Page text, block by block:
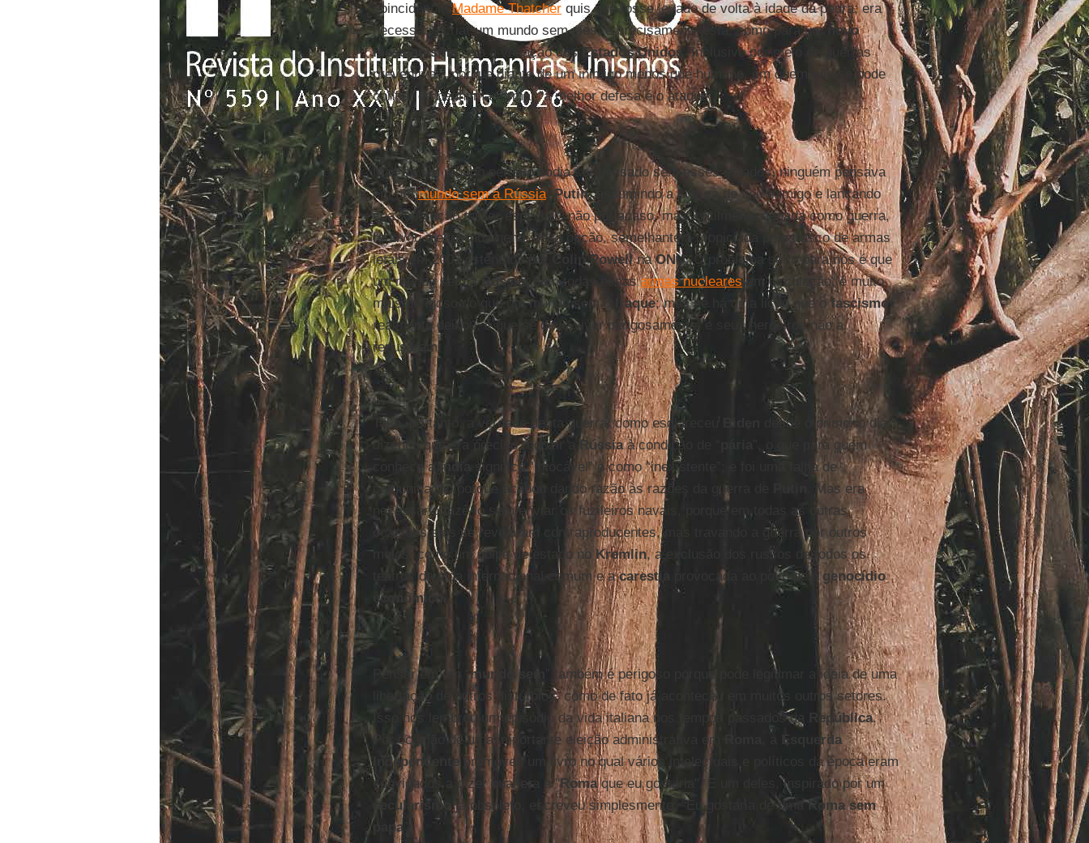
coincidênciaMadame Thatcherquis que fosse levado de volta à idade da pedra; era
necessário criar um mundo sem eles, e precisamente esta, como para um novo
messianismo, era a vocação dos Estados Unidos . Inclusive por meio de guerras
preventivas, porque diante de um inimigo menos que humano, em quem não se pode
confiar de nenhuma forma, “a melhor defesa é o ataque”.
Mas se um mundo perfeito podia ser pensado sem esses estados, ninguém pensava
em ummundo sem a Rússia.Putin, assumindo a cultura de seu Inimigo e lançando
sua "operação militar especial", não por acaso, mas inutilmente negada como guerra,
reativou inesperadamente essa opção, semelhante à propiciada pelo frasco de armas
letais em 2003 ostentada por
Colin PowellnaONU. O problema sério para nós é que
um mundo sem aRússia, com todas essasarmas nuclearesem circulação, é muito
mais perigoso do que um mundo sem o
Iraque; mas se há uma lição que ofascismo
realmente deixou, é que se deve viver perigosamente, e seus herdeiros não a
recusaram.
Tal é, portanto, a verdade desta guerra, como esclareceu Biden
desde o primeiro dia,
dizendo que era preciso reduzir a
Rússiaà condição de “
”, o que para quem
conhece a Índia
significa “intocável” e como “inexistente”; e foi uma falha de
comunicação porque acabou dando razão às razões da guerra de
. Mas era
necessário fazê-lo sem enviar os fuzileiros navais, porque em todas as outras
ocasiões eles se revelaram contraproducentes, mas travando a guerra por outros
meios, como um golpe de estado no Kremlin, a exclusão dos russos de todos os
teatros da vida internacional comum e acarestia provocada ao povo pelogenocídio
econômico
Pensar em um “mundo sem
” também é perigoso porque pode legitimar a ideia de uma
libertação de outros distúrbios, como de fato já aconteceu em muitos outros setores.
Isso nos lembrou um episódio da vida italiana nos tempos passados da
República.
Por ocasião de uma importante eleição administrativa em
Esquerda
Independente promoveu um livro no qual vários intelectuais e políticos da época eram
convidados a dizer qual era a "Romaque eu gostaria". E um deles, inspirado por um
secularismojá obsoleto, escreveu simplesmente: “Eu gostaria de umaRoma sem
papa”.